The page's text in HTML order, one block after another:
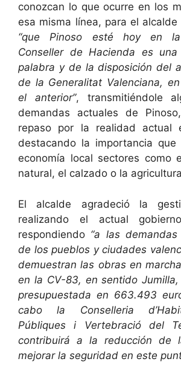
conozcan lo que ocurre en los
esa misma línea, para el alcalde
“que Pinoso esté hoy en
Conseller de Hacienda es
palabra y de la disposición del
de la Generalitat Valenciana,
el anterior”, transmitiéndole
demandas actuales de
repaso por la realidad actual
destacando la importancia
economía local sectores como
natural, el calzado o la
El alcalde agradeció la
realizando el actual
respondiendo “a las
de los pueblos y ciudades
demuestran las obras en
en la CV-83, en sentido
presupuestada en 663.493
cabo la Conselleria
Públiques i Vertebració del
contribuirá a la reducción de
mejorar la seguridad en este